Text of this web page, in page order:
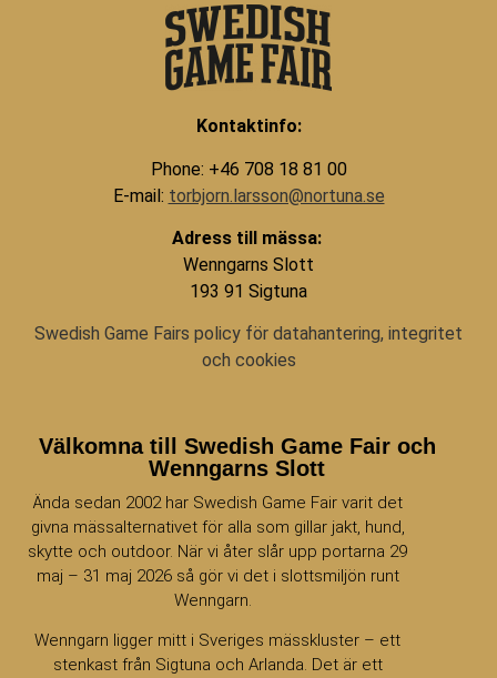
Kontaktinfo:
Phone: +46 708 18 81 00
E-mail: torbjorn.larsson@nortuna.se
Adress till mässa:
Wenngarns Slott
193 91 Sigtuna
Swedish Game Fairs policy för datahantering, integritet
och cookies
Välkomna till Swedish Game Fair och
Wenngarns Slott
Ända sedan 2002 har Swedish Game Fair varit det
givna mässalternativet för alla som gillar jakt, hund,
skytte och outdoor. När vi åter slår upp portarna 29
maj – 31 maj 2026 så gör vi det i slottsmiljön runt
Wenngarn.
Wenngarn ligger mitt i Sveriges mässkluster – ett
stenkast från Sigtuna och Arlanda. Det är ett